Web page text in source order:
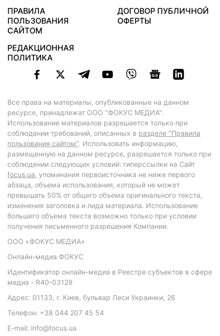
ПРАВИЛА
ПОЛЬЗОВАНИЯ
САЙТОМ
ДОГОВОР ПУБЛИЧНОЙ
ОФЕРТЫ
РЕДАКЦИОННАЯ
ПОЛИТИКА
Все права на материалы, опубликованные на данном
ресурсе, принадлежат ООО "ФОКУС МЕДИА".
Использование материалов разрешается только при
соблюдении требований, описанных в разделе "Правила
пользования сайтом". Использовать информацию,
размещенную на данном ресурсе, разрешается только при
соблюдении следующих условий: гиперссылки на Сайт
focus.ua, упоминания первоисточника не ниже первого
абзаца, объема использования, который не может
превышать 50% от общего объема оригинального текста,
изменения заголовка и лида материала. Использование
большего объема текста возможно только при условии
получения письменного разрешения Компании.
ООО «ФОКУС МЕДИА»
Онлайн-медиа ФОКУС
Идентификатор онлайн-медиа в Реестре субъектов в сфере
медиа - R40-03129
Адрес: 01133, г. Киев, бульвар Леси Украинки, 26
Телефон: +38 044 207 45 54
E-mail: info@focus.ua